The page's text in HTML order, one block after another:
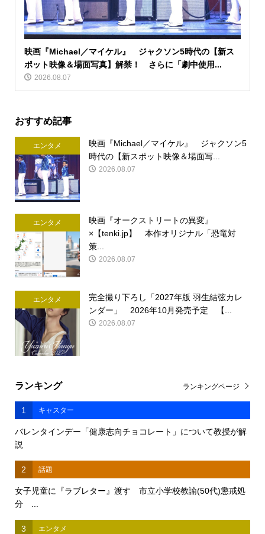
映画『Michael／マイケル』 ジャクソン5時代の【新ス
ポット映像＆場面写真】解禁！ さらに「劇中使用...
2026.08.07
おすすめ記事
エンタメ
映画『Michael／マイケル』 ジャクソン5
時代の【新スポット映像＆場面写...
2026.08.07
エンタメ
映画『オークストリートの異変』
×【tenki.jp】 本作オリジナル「恐竜対
策...
2026.08.07
エンタメ
完全撮り下ろし「2027年版 羽生結弦カレ
ンダー」 2026年10月発売予定 【...
2026.08.07
ランキング
1 キャスター
バレンタインデー「健康志向チョコレート」について教授が解
説
2 話題
女子児童に『ラブレター』渡す 市立小学校教諭(50代)懲戒処
分 ...
3 エンタメ
ランキングページ